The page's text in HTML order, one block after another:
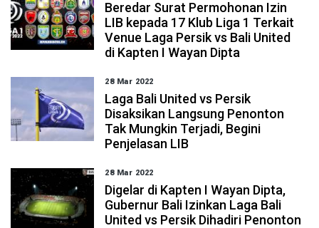
Beredar Surat Permohonan Izin
LIB kepada 17 Klub Liga 1 Terkait
Venue Laga Persik vs Bali United
di Kapten I Wayan Dipta
28 Mar 2022
Laga Bali United vs Persik
Disaksikan Langsung Penonton
Tak Mungkin Terjadi, Begini
Penjelasan LIB
28 Mar 2022
Digelar di Kapten I Wayan Dipta,
Gubernur Bali Izinkan Laga Bali
United vs Persik Dihadiri Penonton